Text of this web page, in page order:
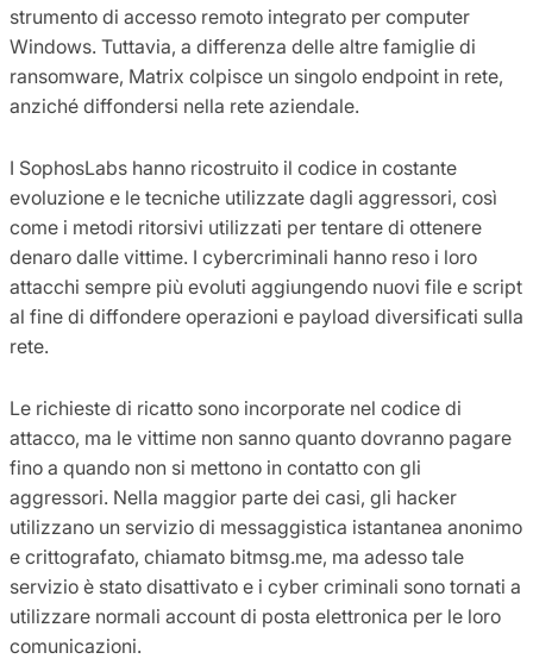
strumento di accesso remoto integrato per computer
Windows. Tuttavia, a differenza delle altre famiglie di
ransomware, Matrix colpisce un singolo endpoint in rete,
anziché diffondersi nella rete aziendale.
I SophosLabs hanno ricostruito il codice in costante
evoluzione e le tecniche utilizzate dagli aggressori, così
come i metodi ritorsivi utilizzati per tentare di ottenere
denaro dalle vittime. I cybercriminali hanno reso i loro
attacchi sempre più evoluti aggiungendo nuovi file e script
al fine di diffondere operazioni e payload diversificati sulla
rete.
Le richieste di ricatto sono incorporate nel codice di
attacco, ma le vittime non sanno quanto dovranno pagare
fino a quando non si mettono in contatto con gli
aggressori. Nella maggior parte dei casi, gli hacker
utilizzano un servizio di messaggistica istantanea anonimo
e crittografato, chiamato bitmsg.me, ma adesso tale
servizio è stato disattivato e i cyber criminali sono tornati a
utilizzare normali account di posta elettronica per le loro
comunicazioni.